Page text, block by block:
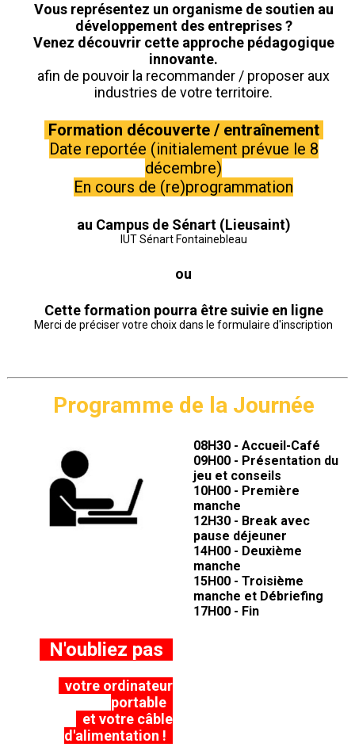
Vous représentez un organisme de soutien au
développement des entreprises ?
Venez découvrir cette approche pédagogique
innovante.
afin de pouvoir la recommander / proposer aux
industries de votre territoire.
Formation découverte / entraînement
Date reportée (initialement prévue le 8
décembre)
En cours de (re)programmation
au Campus de Sénart (Lieusaint)
IUT Sénart Fontainebleau
ou
Cette formation pourra être suivie en ligne
Merci de préciser votre choix dans le formulaire d'inscription
Programme de la Journée
08H30 - Accueil-Café
09H00 - Présentation du
jeu et conseils
10H00 - Première
manche
12H30 - Break avec
pause déjeuner
14H00 - Deuxième
manche
15H00 - Troisième
manche et Débriefing
17H00 - Fin
N'oubliez pas
votre ordinateur
portable
et votre câble
d'alimentation !